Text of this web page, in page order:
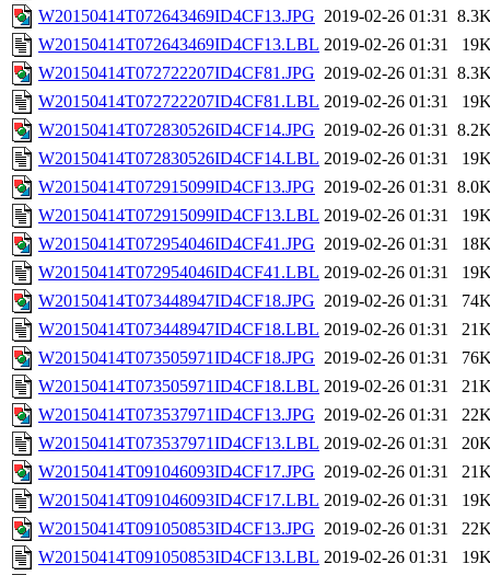
W20150414T072643469ID4CF13.JPG 2019-02-26 01:31
W20150414T072643469ID4CF13.LBL 2019-02-26 01:31
W20150414T072722207ID4CF81.JPG 2019-02-26 01:31
W20150414T072722207ID4CF81.LBL 2019-02-26 01:31
W20150414T072830526ID4CF14.JPG 2019-02-26 01:31
W20150414T072830526ID4CF14.LBL 2019-02-26 01:31
W20150414T072915099ID4CF13.JPG 2019-02-26 01:31
W20150414T072915099ID4CF13.LBL 2019-02-26 01:31
W20150414T072954046ID4CF41.JPG 2019-02-26 01:31
W20150414T072954046ID4CF41.LBL 2019-02-26 01:31
W20150414T073448947ID4CF18.JPG 2019-02-26 01:31
W20150414T073448947ID4CF18.LBL 2019-02-26 01:31
W20150414T073505971ID4CF18.JPG 2019-02-26 01:31
W20150414T073505971ID4CF18.LBL 2019-02-26 01:31
W20150414T073537971ID4CF13.JPG 2019-02-26 01:31
W20150414T073537971ID4CF13.LBL 2019-02-26 01:31
W20150414T091046093ID4CF17.JPG 2019-02-26 01:31
W20150414T091046093ID4CF17.LBL 2019-02-26 01:31
W20150414T091050853ID4CF13.JPG 2019-02-26 01:31
W20150414T091050853ID4CF13.LBL 2019-02-26 01:31